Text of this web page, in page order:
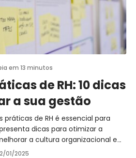
em 13 minutos
de RH: 10 dicas
a sua gestão
práticas de RH é essencial para
dicas para otimizar a
a cultura organizacional e
da empresa.
01/2025